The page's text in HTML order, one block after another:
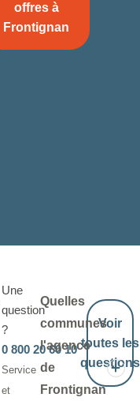
offres à
Frontignan
Une
question
?
0 800 20 60 10
Service
et
Voir
toutes les
questions
Quelles
communes
l'agence
de
Frontignan